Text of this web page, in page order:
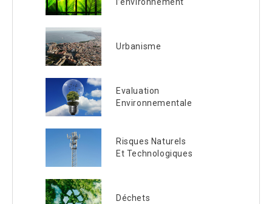
l’environnement
Urbanisme
Evaluation
Environnementale
Risques Naturels
Et Technologiques
Déchets